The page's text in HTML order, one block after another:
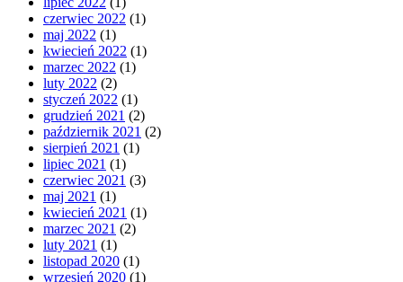
czerwiec 2022 (1)
maj 2022 (1)
kwiecień 2022 (1)
marzec 2022 (1)
luty 2022 (2)
styczeń 2022 (1)
grudzień 2021 (2)
październik 2021 (2)
sierpień 2021 (1)
lipiec 2021 (1)
czerwiec 2021 (3)
maj 2021 (1)
kwiecień 2021 (1)
marzec 2021 (2)
luty 2021 (1)
listopad 2020 (1)
wrzesień 2020 (1)